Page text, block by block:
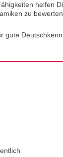
helfen
zu
gute